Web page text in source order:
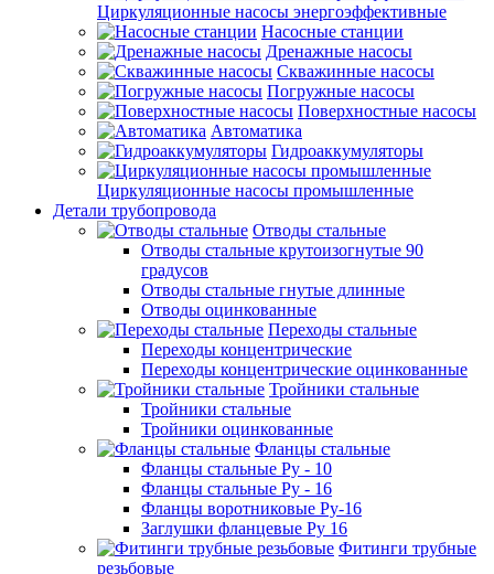
Циркуляционные насосы энергоэффективные
Насосные станции
Дренажные насосы
Скважинные насосы
Погружные насосы
Поверхностные насосы
Автоматика
Гидроаккумуляторы
Циркуляционные насосы промышленные
Детали трубопровода
Отводы стальные
Отводы стальные крутоизогнутые 90
градусов
Отводы стальные гнутые длинные
Отводы оцинкованные
Переходы стальные
Переходы концентрические
Переходы концентрические оцинкованные
Тройники стальные
Тройники стальные
Тройники оцинкованные
Фланцы стальные
Фланцы стальные Ру - 10
Фланцы стальные Ру - 16
Фланцы воротниковые Ру-16
Заглушки фланцевые Ру 16
Фитинги трубные
резьбовые